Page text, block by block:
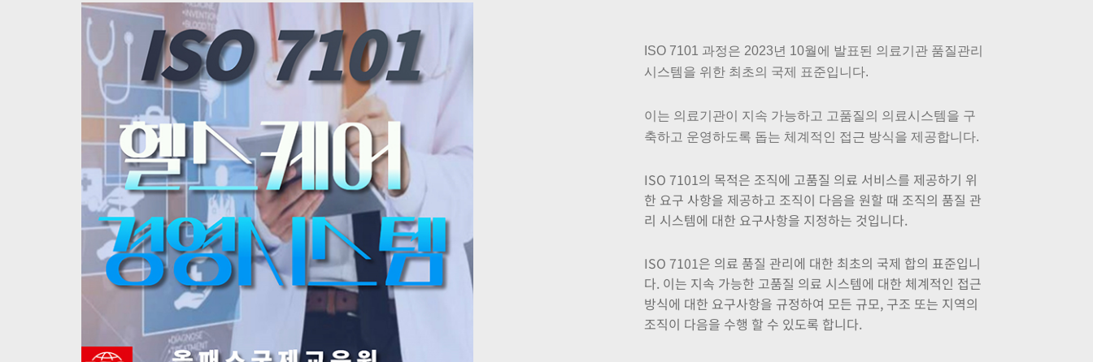
ISO 7101 과정은 2023년 10월에 발표된 의료기관 품질관리
시스템을 위한 최초의 국제 표준입니다.
이는 의료기관이 지속 가능하고 고품질의 의료시스템을 구
축하고 운영하도록 돕는 체계적인 접근 방식을 제공합니다.
ISO 7101의 목적은 조직에 고품질 의료 서비스를 제공하기 위
한 요구 사항을 제공하고 조직이 다음을 원할 때 조직의 품질 관
리 시스템에 대한 요구사항을 지정하는 것입니다.
ISO 7101은 의료 품질 관리에 대한 최초의 국제 합의 표준입니
다. 이는 지속 가능한 고품질 의료 시스템에 대한 체계적인 접근
방식에 대한 요구사항을 규정하여 모든 규모, 구조 또는 지역의
조직이 다음을 수행 할 수 있도록 합니다.